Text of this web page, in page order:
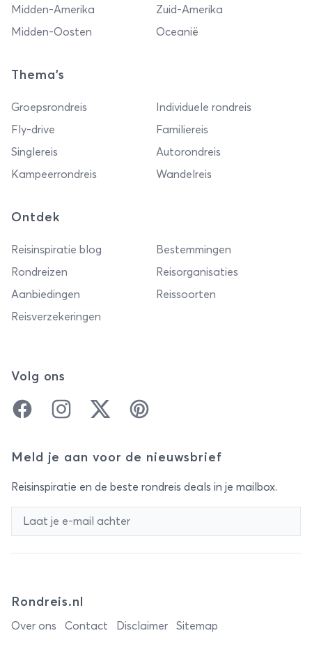
Midden-Amerika
Zuid-Amerika
Midden-Oosten
Oceanië
Thema's
Groepsrondreis
Individuele rondreis
Fly-drive
Familiereis
Singlereis
Autorondreis
Kampeerrondreis
Wandelreis
Ontdek
Reisinspiratie blog
Bestemmingen
Rondreizen
Reisorganisaties
Aanbiedingen
Reissoorten
Reisverzekeringen
Volg ons
FacebookInstagramTwitter Pinterest
Meld je aan voor de nieuwsbrief
Reisinspiratie en de beste rondreis deals in je mailbox.
Rondreis.nl
Over ons Contact Disclaimer Sitemap